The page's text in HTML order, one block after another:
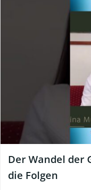
Der Wandel der
die Folgen